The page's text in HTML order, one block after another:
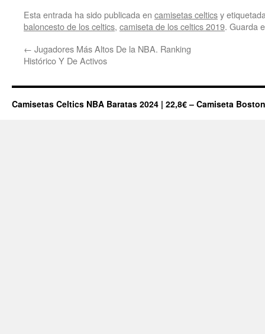
Esta entrada ha sido publicada en camisetas celticsy
baloncesto de los celtics, camiseta de los celtics 2019. Guarda
← Jugadores Más Altos De la NBA. Ranking
Histórico Y De Activos
Camisetas Celtics NBA Baratas 2024 | 22,8€ – Camiseta